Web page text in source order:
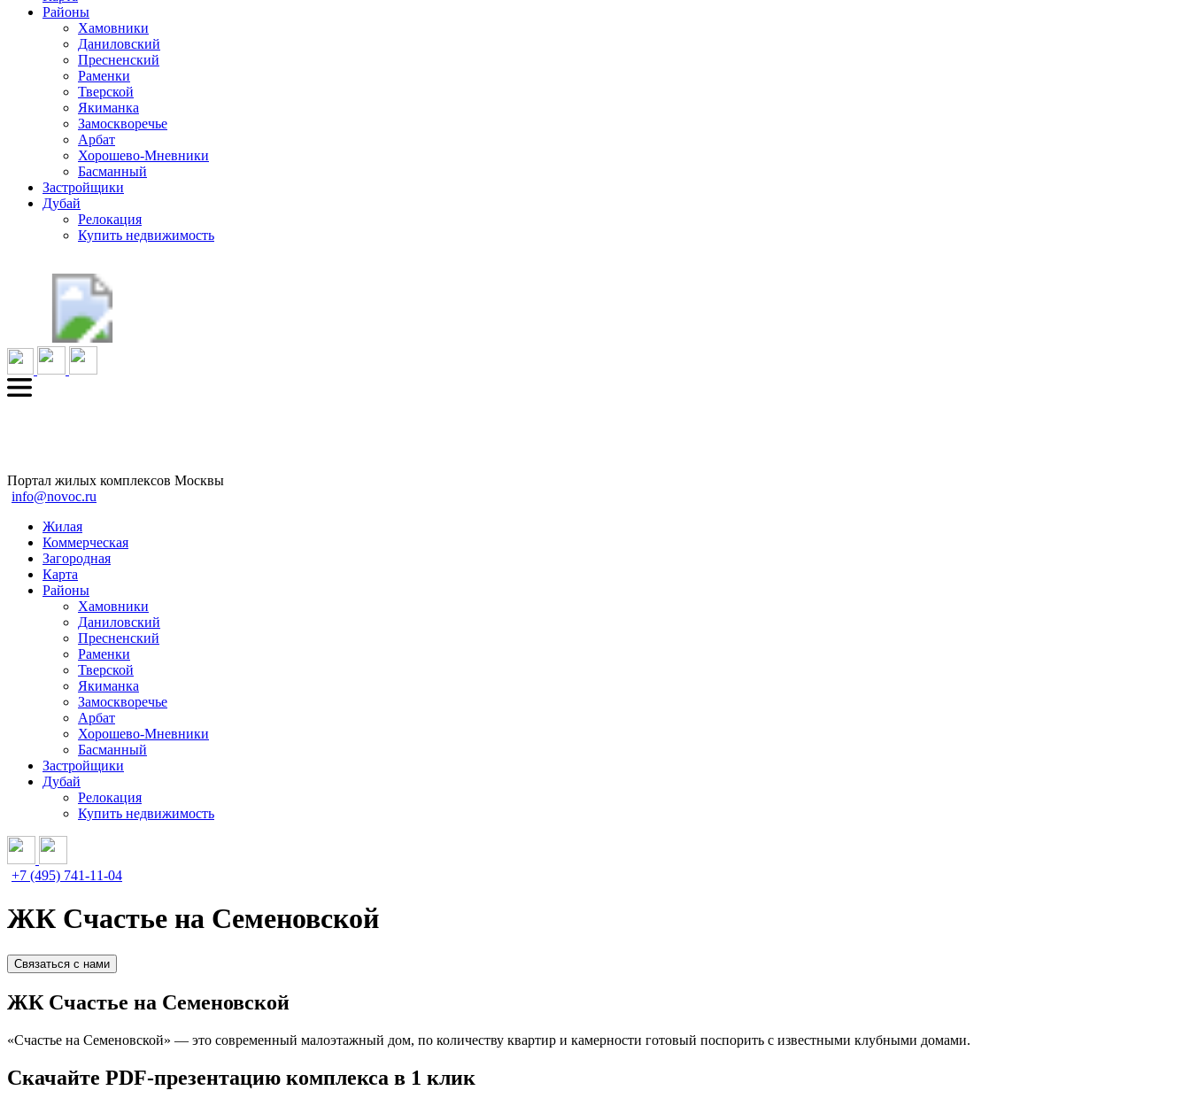
Районы
Хамовники
Даниловский
Пресненский
Раменки
Тверской
Якиманка
Замоскворечье
Арбат
Хорошево-Мневники
Басманный
Застройщики
Дубай
Релокация
Купить недвижимость
Портал жилых комплексов Москвы
info@novoc.ru
Жилая
Коммерческая
Загородная
Карта
Районы
Хамовники
Даниловский
Пресненский
Раменки
Тверской
Якиманка
Замоскворечье
Арбат
Хорошево-Мневники
Басманный
Застройщики
Дубай
Релокация
Купить недвижимость
+7 (495) 741-11-04
ЖК Счастье на Семеновской
Связаться с нами
ЖК Счастье на Семеновской
«Счастье на Семеновской» — это современный малоэтажный дом, по количеству квартир и камерности готовый поспорить с известными клубными домами.
Скачайте PDF-презентацию комплекса в 1 клик